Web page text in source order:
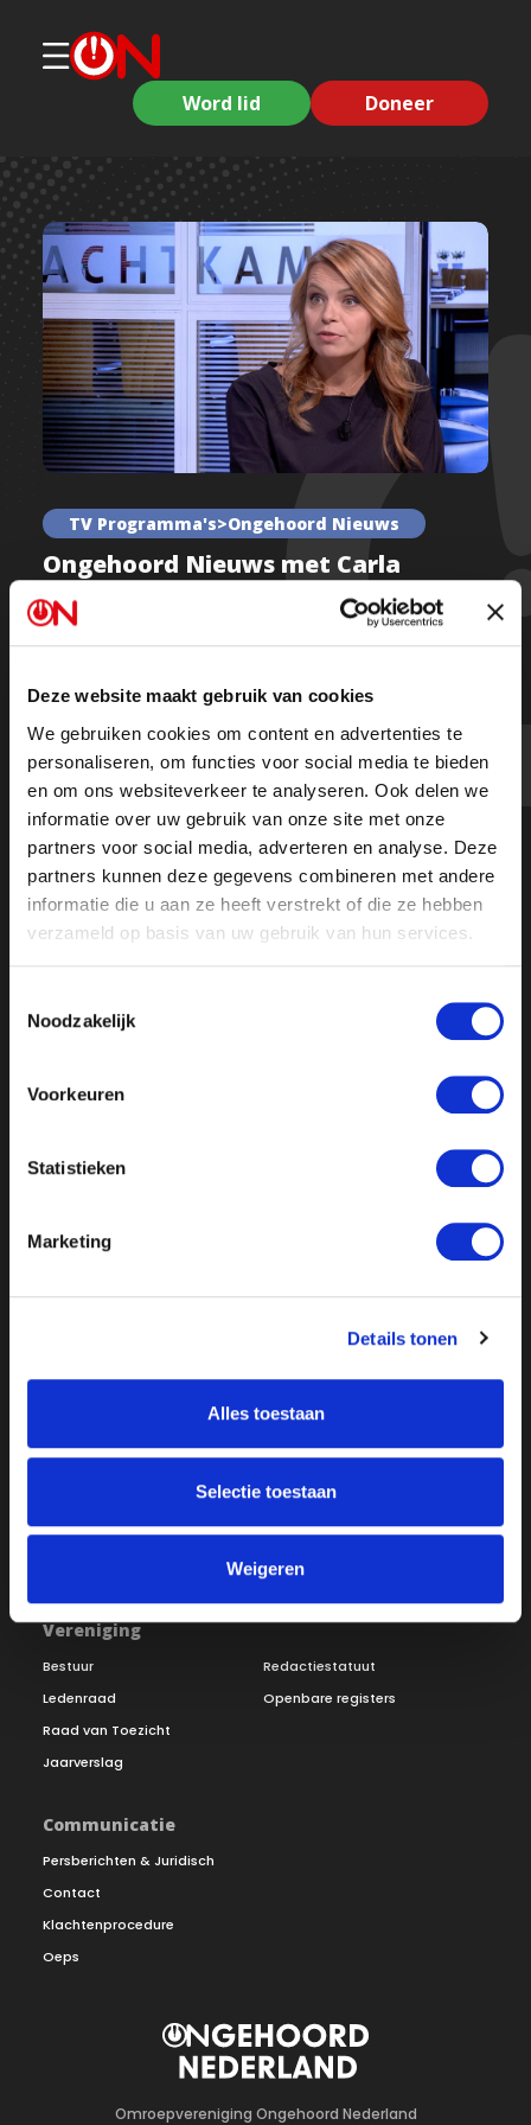
Deze website maakt gebruik van cookies
We gebruiken cookies om content en advertenties te
personaliseren, om functies voor social media te bieden
en om ons websiteverkeer te analyseren. Ook delen we
informatie over uw gebruik van onze site met onze
partners voor social media, adverteren en analyse. Deze
partners kunnen deze gegevens combineren met andere
informatie die u aan ze heeft verstrekt of die ze hebben
verzameld op basis van uw gebruik van hun services.
Noodzakelijk
Voorkeuren
Statistieken
Marketing
Details tonen
Alles toestaan
Selectie toestaan
Weigeren
Word lid Doneer
TV Programma's>Ongehoord Nieuws
Ongehoord Nieuws met Carla
Peeters, Magdalena Dzambo en
Barry van den Berg – Afl 48
Kijk de uitzending
Inloggen
Vacatures
Vereniging
Bestuur
Ledenraad
Raad van Toezicht
Jaarverslag
Redactiestatuut
Openbare registers
Communicatie
Persberichten & Juridisch
Contact
Klachtenprocedure
Oeps
Omroepvereniging Ongehoord Nederland